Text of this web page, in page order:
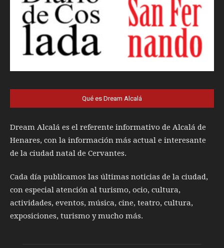
Qué es Dream Alcalá
Dream Alcalá es el referente informativo de Alcalá de
Henares, con la información más actual e interesante
de la ciudad natal de Cervantes.
Cada día publicamos las últimas noticias de la ciudad,
con especial atención al turismo, ocio, cultura,
actividades, eventos, música, cine, teatro, cultura,
exposiciones, turismo y mucho más.